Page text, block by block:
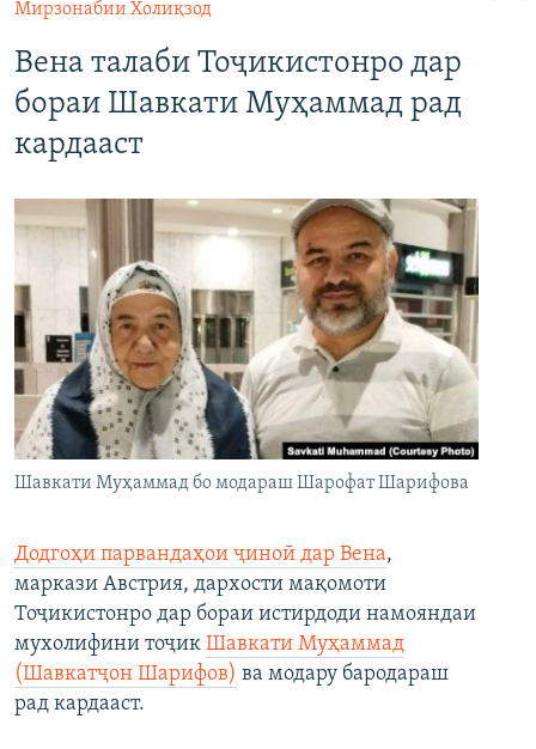
Мирзонабии Холиқзод
Вена талаби Тоҷикистонро дар
бораи Шавкати Муҳаммад рад
кардааст
Шавкати Муҳаммад бо модараш Шарофат Шарифова
Додгоҳи парвандаҳои ҷиноӣ дар Вена,
маркази Австрия, дархости мақомоти
Тоҷикистонро дар бораи истирдоди намояндаи
мухолифини тоҷик Шавкати Муҳаммад
(Шавкатҷон Шарифов) ва модару бародараш
рад кардааст.